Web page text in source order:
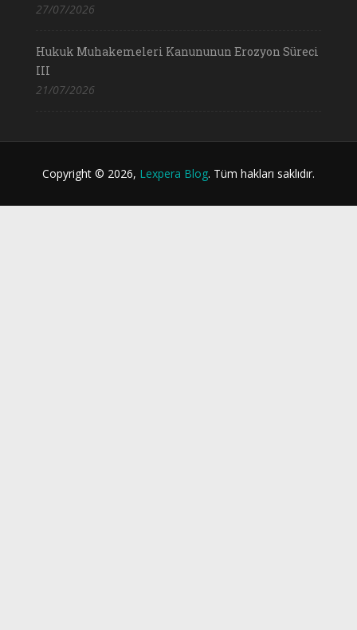
27/07/2026
Hukuk Muhakemeleri Kanununun Erozyon Süreci
III
21/07/2026
Copyright © 2026, Lexpera Blog. Tüm hakları saklıdır.